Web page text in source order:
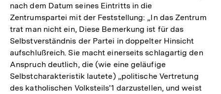
nach dem Datum seines Eintritts in die
Zentrumspartei mit der Feststellung: „In das Zentrum
trat man nicht ein, Diese Bemerkung ist für das
Selbstverständnis der Partei in doppelter Hinsicht
aufschlußreich. Sie macht einerseits schlagartig den
Anspruch deutlich, die (wie eine geläufige
Selbstcharakteristik lautete) „politische Vertretung
des katholischen Volksteils'1 darzustellen, und weist